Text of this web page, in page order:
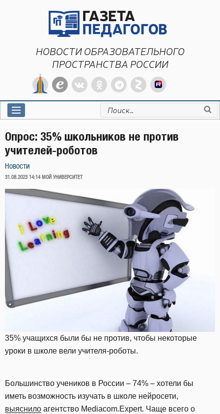
НОВОСТИ ОБРАЗОВАТЕЛЬНОГО
ПРОСТРАНСТВА РОССИИ
Искать:
Опрос: 35% школьников не против
учителей-роботов
Новости
ОПУБЛИКОВАНО
31.08.2023 14:14 МОЙ УНИВЕРСИТЕТ
35% учащихся были бы не против, чтобы некоторые
уроки в школе вели учителя-роботы.
Большинство учеников в России – 74% – хотели бы
иметь возможность изучать в школе нейросети,
выяснило агентство Mediacom.Expert. Чаще всего о